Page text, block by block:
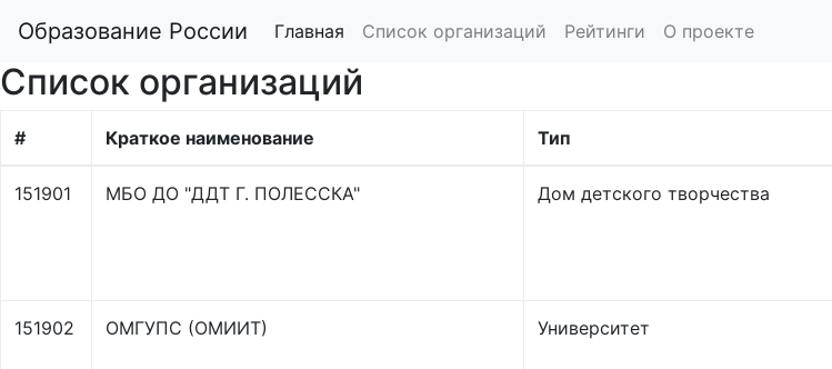
Образование России Главная Список организаций Рейтинги О проекте
Список организаций
# Краткое наименование Тип
151901 МБО ДО "ДДТ Г. ПОЛЕССКА" Дом детского творчества
151902 ОМГУПС (ОМИИТ) Университет